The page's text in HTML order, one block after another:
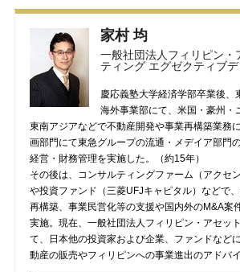
家村 均
一般社団法人フィリピン・
ティング エグゼクティブ
慶応義塾大学経済学部卒業後、
海外事業部にて、米国・豪州・
東南アジアなどで不動産開発や事業再構築業務
画部門にて東急グループの流通・メデイア部門
経営・財務管理を実施した。（約15年）
その後は、コンサルティングファーム（アクセ
や投資ファンド（三菱UFJキャピタル）などで
再構築、事業民営化等の支援や国内外のM&A案
実施。現在、一般社団法人フィリピン・アセッ
て、日本他の投資家および企業、ファンドなど
動産の販売やフィリピンへの事業進出のアドバ